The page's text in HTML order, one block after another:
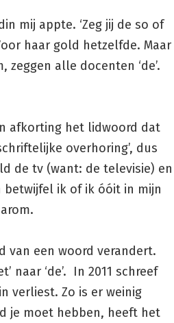
mij appte. ‘Zeg jij de so of
haar gold hetzelfde. Maar
alle docenten ‘de’.
afkorting het lidwoord dat
overhoring’, dus
de tv (want: de televisie) en
betwijfel ik of ik óóit in mijn
van een woord verandert.
naar ‘de’. In 2011 schreef
verliest. Zo is er weinig
je moet hebben, heeft het